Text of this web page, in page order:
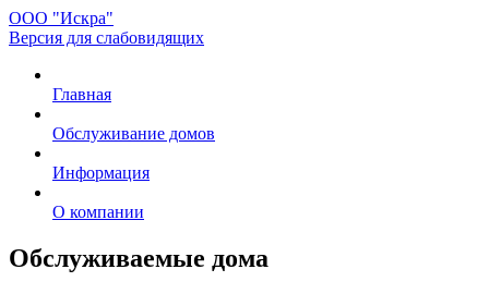
ООО "Искра"
Версия для слабовидящих
Главная
Обслуживание домов
Информация
О компании
Обслуживаемые дома